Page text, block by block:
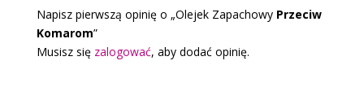
Napisz pierwszą opinię o „Olejek Zapachowy Przeciw
Komarom”
Musisz się zalogować, aby dodać opinię.